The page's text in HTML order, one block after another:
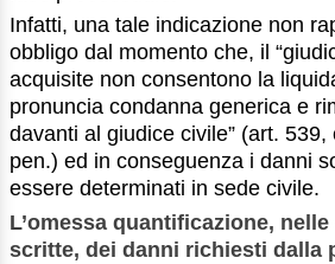
Infatti, una tale indicazione non
obbligo dal momento che, il
acquisite non consentono la
pronuncia condanna generica e
davanti al giudice civile” (art. 539,
pen.) ed in conseguenza i danni
essere determinati in sede civile.
L’omessa quantificazione,
scritte, dei danni richiesti dalla